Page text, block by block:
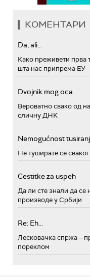
КОМЕНТАРИ
Da, ali...
Како преживети прва
шта нас припрема ЕУ
Dvojnik mog oca
Вероватно свако од
сличну ДНК
Nemogućnost
Не туширате се
Cestitke za uspeh
Да ли сте знали да
производе у Србији
Re: Eh...
Лесковачка спржа –
пореклом